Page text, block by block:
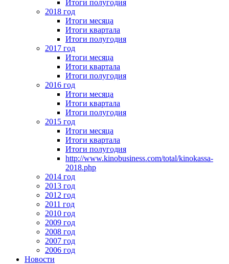
Итоги полугодия
2018 год
Итоги месяца
Итоги квартала
Итоги полугодия
2017 год
Итоги месяца
Итоги квартала
Итоги полугодия
2016 год
Итоги месяца
Итоги квартала
Итоги полугодия
2015 год
Итоги месяца
Итоги квартала
Итоги полугодия
http://www.kinobusiness.com/total/kinokassa-
2018.php
2014 год
2013 год
2012 год
2011 год
2010 год
2009 год
2008 год
2007 год
2006 год
Новости